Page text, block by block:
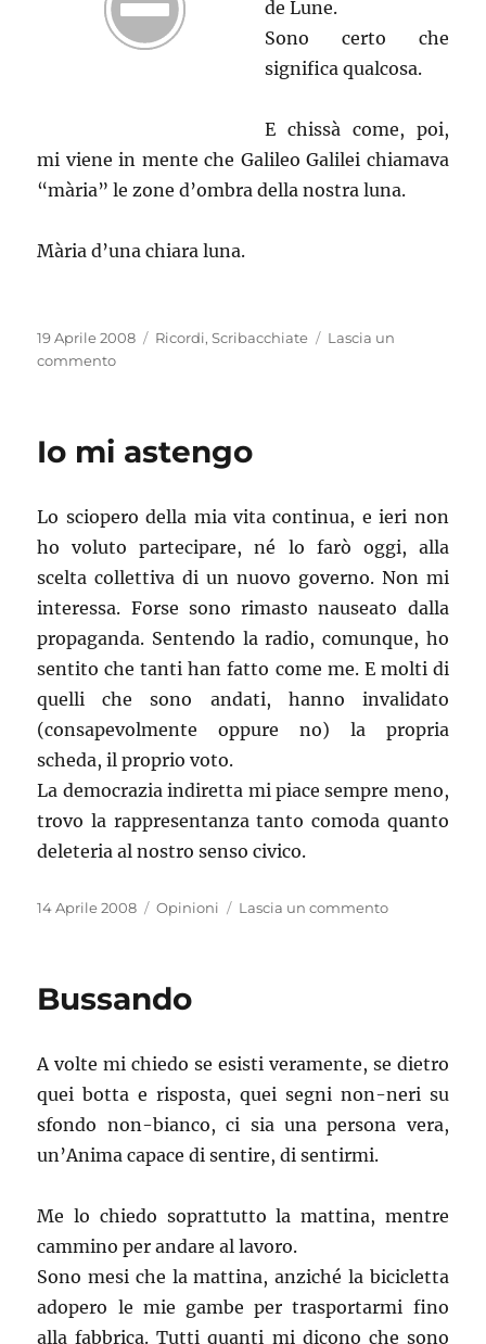
de Lune.
Sono certo che
significa qualcosa.
E chissà come, poi,
mi viene in mente che Galileo Galilei chiamava
“mària” le zone d’ombra della nostra luna.
Mària d’una chiara luna.
Pubblicato
il
19 Aprile 2008 Categorie
Ricordi,Scribacchiate
Lascia un
commentosu
Io mi astengo
Lo sciopero della mia vita continua, e ieri non
ho voluto partecipare, né lo farò oggi, alla
scelta collettiva di un nuovo governo. Non mi
interessa. Forse sono rimasto nauseato dalla
propaganda. Sentendo la radio, comunque, ho
sentito che tanti han fatto come me. E molti di
quelli che sono andati, hanno invalidato
(consapevolmente oppure no) la propria
scheda, il proprio voto.
La democrazia indiretta mi piace sempre meno,
trovo la rappresentanza tanto comoda quanto
deleteria al nostro senso civico.
Pubblicato
14 Aprile 2008 Categorie
Opinioni Lascia un commentosu
Bussando
A volte mi chiedo se esisti veramente, se dietro
quei botta e risposta, quei segni non-neri su
sfondo non-bianco, ci sia una persona vera,
un’Anima capace di sentire, di sentirmi.
Me lo chiedo soprattutto la mattina, mentre
cammino per andare al lavoro.
Sono mesi che la mattina, anziché la bicicletta
adopero le mie gambe per trasportarmi fino
alla fabbrica. Tutti quanti mi dicono che sono